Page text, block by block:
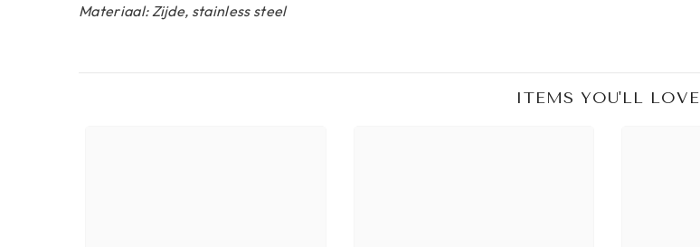
Materiaal: Zijde, stainless steel
ITEMS YOU'LL LOVE